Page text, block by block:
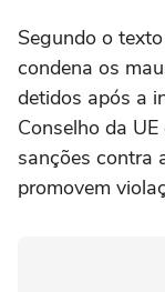
Segundo o
condena os
detidos após a
Conselho da
sanções contra
promovem